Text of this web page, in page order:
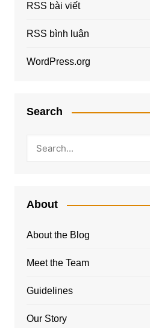
RSS bài viết
RSS bình luận
WordPress.org
Search
About
About the Blog
Meet the Team
Guidelines
Our Story